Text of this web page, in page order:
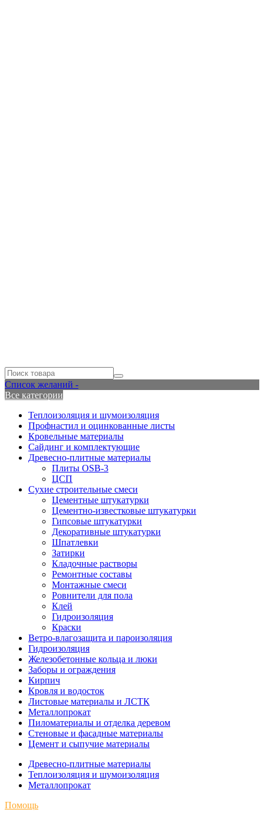
Список желаний -
Все категории
Теплоизоляция и шумоизоляция
Профнастил и оцинкованные листы
Кровельные материалы
Сайдинг и комплектующие
Древесно-плитные материалы
Плиты OSB-3
ЦСП
Сухие строительные смеси
Цементные штукатурки
Цементно-известковые штукатурки
Гипсовые штукатурки
Декоративные штукатурки
Шпатлевки
Затирки
Кладочные растворы
Ремонтные составы
Монтажные смеси
Ровнители для пола
Клей
Гидроизоляция
Краски
Ветро-влагозащита и пароизоляция
Гидроизоляция
Железобетонные кольца и люки
Заборы и ограждения
Кирпич
Кровля и водосток
Листовые материалы и ЛСТК
Металлопрокат
Пиломатериалы и отделка деревом
Стеновые и фасадные материалы
Цемент и сыпучие материалы
Древесно-плитные материалы
Теплоизоляция и шумоизоляция
Металлопрокат
Помощь